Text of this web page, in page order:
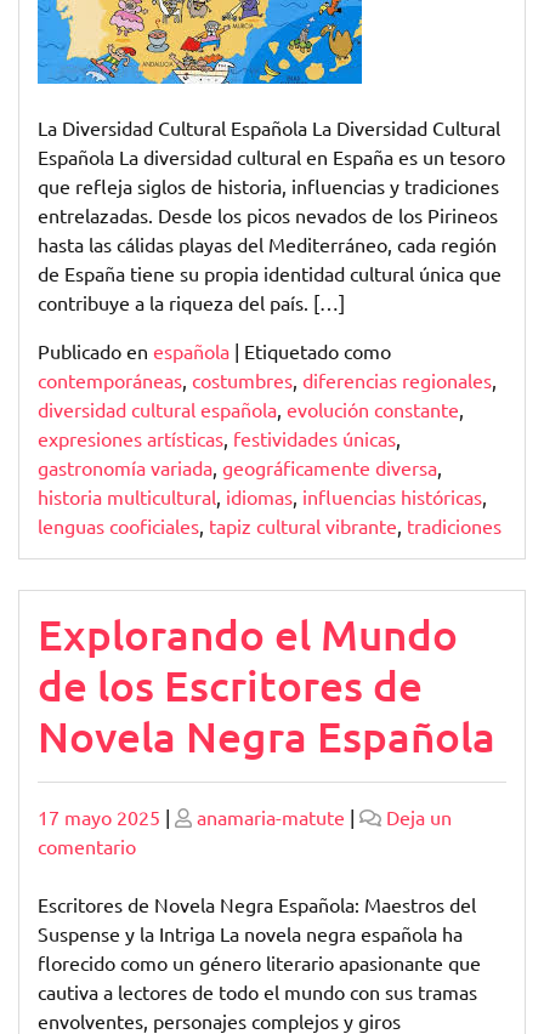
Cultural
Española
La Diversidad Cultural Española La Diversidad Cultural
Española La diversidad cultural en España es un tesoro
que refleja siglos de historia, influencias y tradiciones
entrelazadas. Desde los picos nevados de los Pirineos
hasta las cálidas playas del Mediterráneo, cada región
de España tiene su propia identidad cultural única que
contribuye a la riqueza del país. […]
Publicado en española | Etiquetado como
contemporáneas, costumbres, diferencias regionales,
diversidad cultural española, evolución constante,
expresiones artísticas, festividades únicas,
gastronomía variada, geográficamente diversa,
historia multicultural, idiomas, influencias históricas,
lenguas cooficiales, tapiz cultural vibrante, tradiciones
Explorando el Mundo
de los Escritores de
Novela Negra Española
Publicado
17 mayo 2025 | Publicado
anamaria-matute |
Deja un
comentarioen
el
Mundo
de
los
Escritores
Escritores de Novela Negra Española: Maestros del
Suspense y la Intriga La novela negra española ha
florecido como un género literario apasionante que
cautiva a lectores de todo el mundo con sus tramas
envolventes, personajes complejos y giros